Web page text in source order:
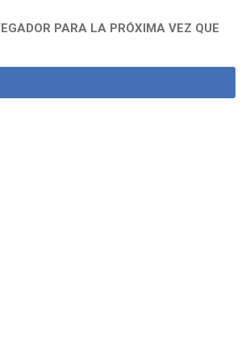
PARA LA PRÓXIMA VEZ QUE